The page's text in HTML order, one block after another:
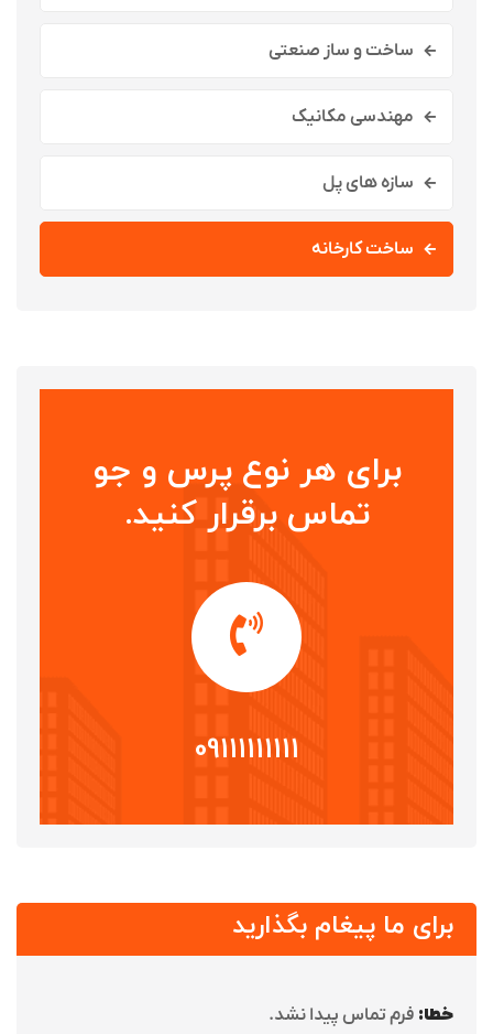
ساخت و ساز صنعتی
مهندسی مکانیک
سازه های پل
ساخت کارخانه
برای هر نوع پرس و جو
تماس برقرار کنید.
09111111111
برای ما پیغام بگذارید
خطا: فرم تماس پیدا نشد.